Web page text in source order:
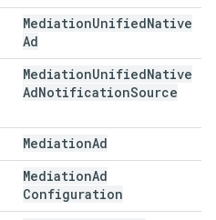
MediationUnifiedNative
Ad
MediationUnifiedNative
AdNotificationSource
MediationAd
MediationAd
Configuration